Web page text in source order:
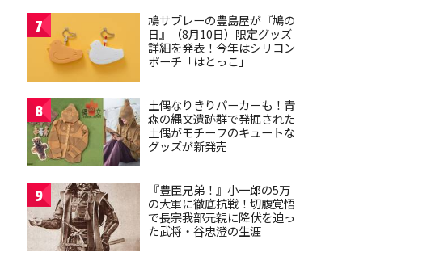
7
鳩サブレーの豊島屋が『鳩の
日』（8月10日）限定グッズ
詳細を発表！今年はシリコン
ポーチ「はとっこ」
8
土偶なりきりパーカーも！青
森の縄文遺跡群で発掘された
土偶がモチーフのキュートな
グッズが新発売
9
『豊臣兄弟！』小一郎の5万
の大軍に徹底抗戦！切腹覚悟
で長宗我部元親に降伏を迫っ
た武将・谷忠澄の生涯